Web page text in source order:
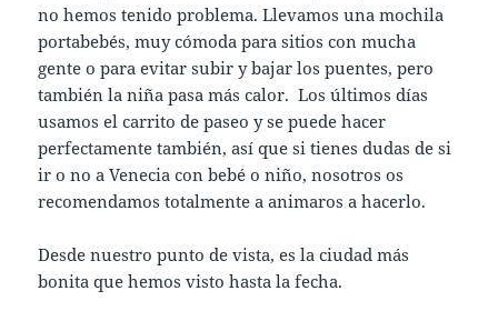
no hemos tenido problema. Llevamos una mochila
portabebés, muy cómoda para sitios con mucha
gente o para evitar subir y bajar los puentes, pero
también la niña pasa más calor. Los últimos días
usamos el carrito de paseo y se puede hacer
perfectamente también, así que si tienes dudas de si
ir o no a Venecia con bebé o niño, nosotros os
recomendamos totalmente a animaros a hacerlo.
Desde nuestro punto de vista, es la ciudad más
bonita que hemos visto hasta la fecha.